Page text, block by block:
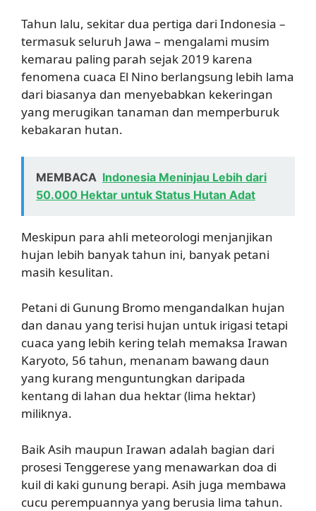
Tahun lalu, sekitar dua pertiga dari Indonesia –
termasuk seluruh Jawa – mengalami musim
kemarau paling parah sejak 2019 karena
fenomena cuaca El Nino berlangsung lebih lama
dari biasanya dan menyebabkan kekeringan
yang merugikan tanaman dan memperburuk
kebakaran hutan.
MEMBACA Indonesia Meninjau Lebih dari
50.000 Hektar untuk Status Hutan Adat
Meskipun para ahli meteorologi menjanjikan
hujan lebih banyak tahun ini, banyak petani
masih kesulitan.
Petani di Gunung Bromo mengandalkan hujan
dan danau yang terisi hujan untuk irigasi tetapi
cuaca yang lebih kering telah memaksa Irawan
Karyoto, 56 tahun, menanam bawang daun
yang kurang menguntungkan daripada
kentang di lahan dua hektar (lima hektar)
miliknya.
Baik Asih maupun Irawan adalah bagian dari
prosesi Tenggerese yang menawarkan doa di
kuil di kaki gunung berapi. Asih juga membawa
cucu perempuannya yang berusia lima tahun.